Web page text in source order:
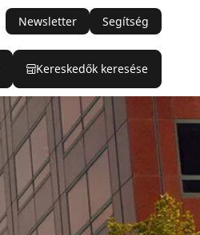
Newsletter Segítség
Kereskedők keresése